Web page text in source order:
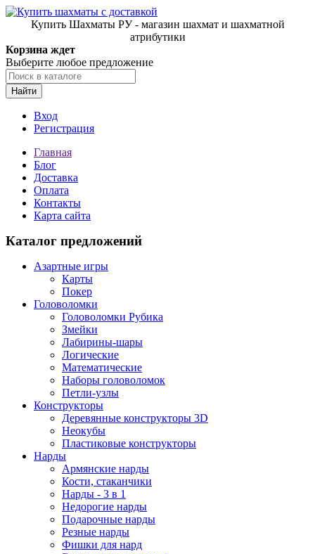
Купить Шахматы РУ - магазин шахмат и шахматной
атрибутики
Корзина ждет
Выберите любое предложение
Найти
Вход
Регистрация
Главная
Блог
Доставка
Оплата
Контакты
Карта сайта
Каталог предложений
Азартные игры
Карты
Покер
Головоломки
Головоломки Рубика
Змейки
Лабирины-шары
Логические
Математические
Наборы головоломок
Петли-узлы
Конструкторы
Деревянные конструкторы 3D
Неокубы
Пластиковые конструкторы
Нарды
Армянские нарды
Кости, стаканчики
Нарды - 3 в 1
Недорогие нарды
Подарочные нарды
Резные нарды
Фишки для нард